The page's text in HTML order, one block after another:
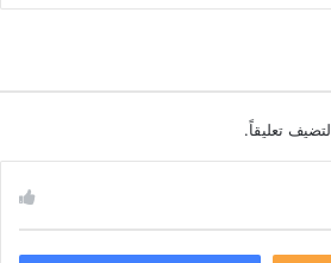
لتضيف تعليقاً.